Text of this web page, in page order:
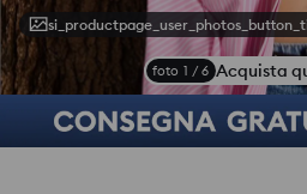
foto 1 / 6 Acquista